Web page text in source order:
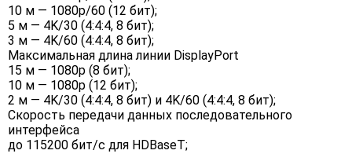
10 м — 1080p/60 (12 бит);
5 м — 4K/30 (4:4:4, 8 бит);
3 м — 4K/60 (4:4:4, 8 бит);
Максимальная длина линии DisplayPort
15 м — 1080p (8 бит);
10 м — 1080p (12 бит);
2 м — 4K/30 (4:4:4, 8 бит) и 4K/60 (4:4:4, 8 бит);
Скорость передачи данных последовательного
интерфейса
до 115200 бит/с для HDBaseT;